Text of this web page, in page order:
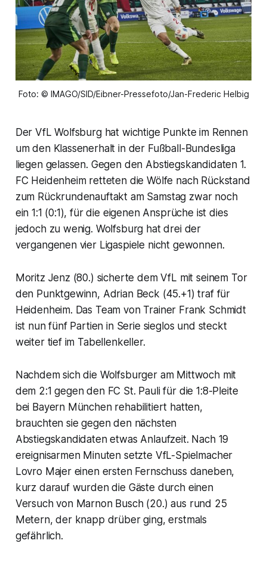
Foto: © IMAGO/SID/Eibner-Pressefoto/Jan-Frederic Helbig
Der VfL Wolfsburg hat wichtige Punkte im Rennen
um den Klassenerhalt in der Fußball-Bundesliga
liegen gelassen. Gegen den Abstiegskandidaten 1.
FC Heidenheim retteten die Wölfe nach Rückstand
zum Rückrundenauftakt am Samstag zwar noch
ein 1:1 (0:1), für die eigenen Ansprüche ist dies
jedoch zu wenig. Wolfsburg hat drei der
vergangenen vier Ligaspiele nicht gewonnen.
Moritz Jenz (80.) sicherte dem VfL mit seinem Tor
den Punktgewinn, Adrian Beck (45.+1) traf für
Heidenheim. Das Team von Trainer Frank Schmidt
ist nun fünf Partien in Serie sieglos und steckt
weiter tief im Tabellenkeller.
Nachdem sich die Wolfsburger am Mittwoch mit
dem 2:1 gegen den FC St. Pauli für die 1:8-Pleite
bei Bayern München rehabilitiert hatten,
brauchten sie gegen den nächsten
Abstiegskandidaten etwas Anlaufzeit. Nach 19
ereignisarmen Minuten setzte VfL-Spielmacher
Lovro Majer einen ersten Fernschuss daneben,
kurz darauf wurden die Gäste durch einen
Versuch von Marnon Busch (20.) aus rund 25
Metern, der knapp drüber ging, erstmals
gefährlich.